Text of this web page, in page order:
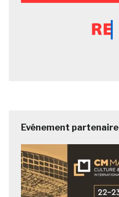
Evénement partenaire